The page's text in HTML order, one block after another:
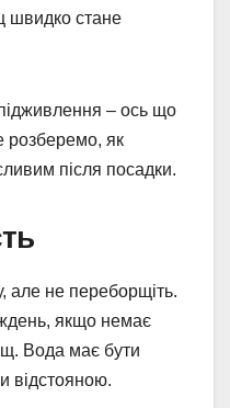
швидко стане
– ось що
розберемо, як
після посадки.
але не переборщіть.
якщо немає
Вода має бути
відстояною.